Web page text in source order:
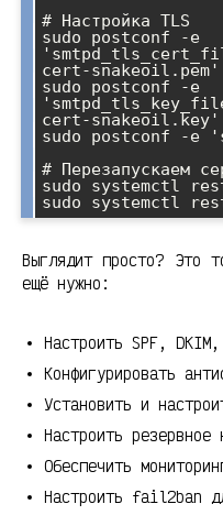
# Настройка TLS
sudo postconf -e
cert-snakeoil.pem'
sudo postconf -e
cert-snakeoil.key'
sudo postconf -e
# Перезапускаем
sudo systemctl
Выглядит просто? Это
ещё нужно:
Настроить SPF, DKIM,
Конфигурировать
Установить и
Настроить резервное
Обеспечить
Настроить fail2ban